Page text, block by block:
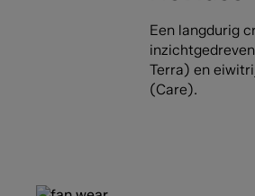
Een langdurig
Terra) en
(Care).